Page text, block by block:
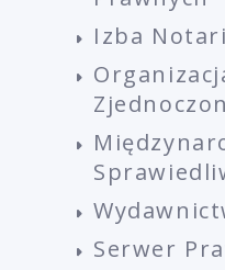
Izba
Serwer